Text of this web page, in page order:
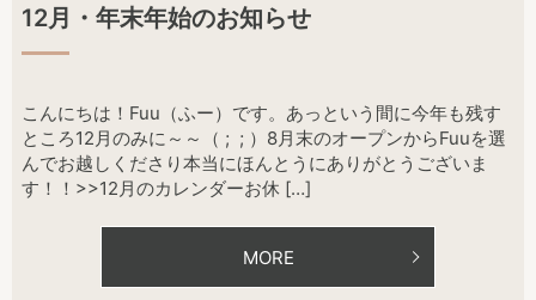
12月・年末年始のお知らせ
こんにちは！Fuu（ふー）です。あっという間に今年も残す
ところ12月のみに～～（ ; ; ）8月末のオープンからFuuを選
んでお越しくださり本当にほんとうにありがとうございま
す！！>>12月のカレンダーお休 […]
MORE